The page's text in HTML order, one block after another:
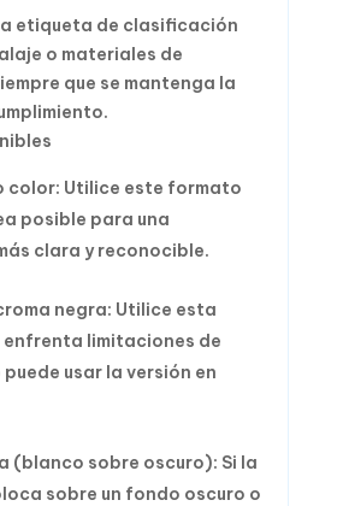
etiqueta de clasificación
o materiales de
que se mantenga la
color: Utilice este formato
posible para una
clara y reconocible.
negra: Utilice esta
enfrenta limitaciones de
usar la versión en
(blanco sobre oscuro): Si la
sobre un fondo oscuro o